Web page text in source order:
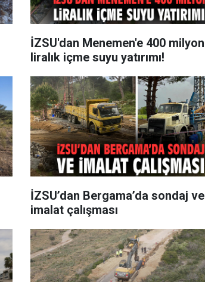
İZSU'dan Menemen'e 400 milyon
liralık içme suyu yatırımı!
İZSU’dan Bergama’da sondaj ve
imalat çalışması